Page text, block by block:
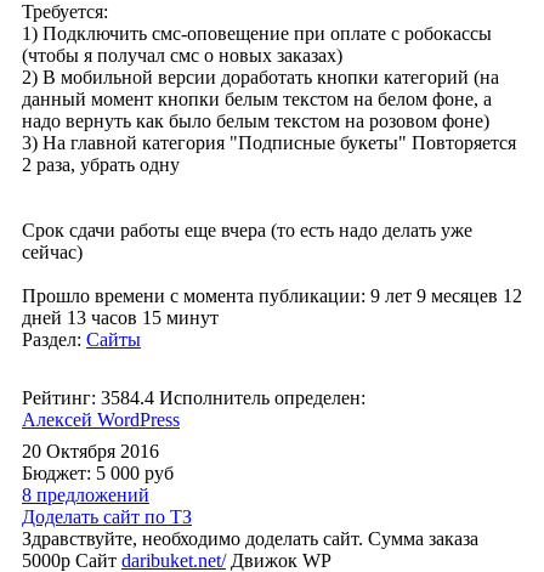
Требуется:
1) Подключить смс-оповещение при оплате с робокассы
(чтобы я получал смс о новых заказах)
2) В мобильной версии доработать кнопки категорий (на
данный момент кнопки белым текстом на белом фоне, а
надо вернуть как было белым текстом на розовом фоне)
3) На главной категория "Подписные букеты" Повторяется
2 раза, убрать одну
Срок сдачи работы еще вчера (то есть надо делать уже
сейчас)
Прошло времени с момента публикации: 9 лет 9 месяцев 12
дней 13 часов 15 минут
Раздел: Сайты
Рейтинг: 3584.4 Исполнитель определен:
Алексей WordPress
20 Октября 2016
Бюджет: 5 000 руб
8 предложений
Доделать сайт по ТЗ
Здравствуйте, необходимо доделать сайт. Сумма заказа
5000р Сайт daribuket.net/Движок WP